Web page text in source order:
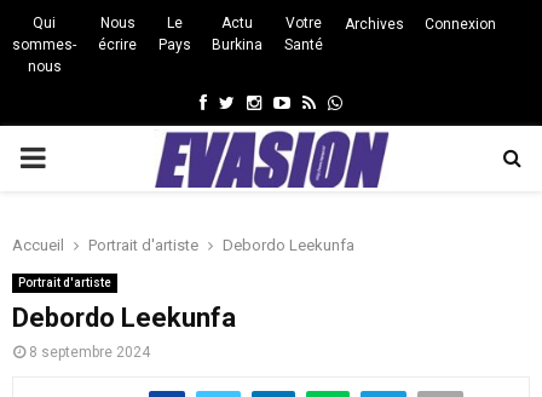
Qui
sommes-
nous
Nous
écrire
Le
Pays
Actu
Burkina
Votre
Santé
Archives Connexion
Facebook
Twitter
Instagram
Youtube
RssWhatsapp
PRIMARY
Accueil Portrait d'artiste Debordo Leekunfa
Portrait d'artiste
Debordo Leekunfa
8 septembre 2024